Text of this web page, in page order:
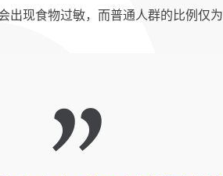
出现食物过敏，而普通人群的比例仅为